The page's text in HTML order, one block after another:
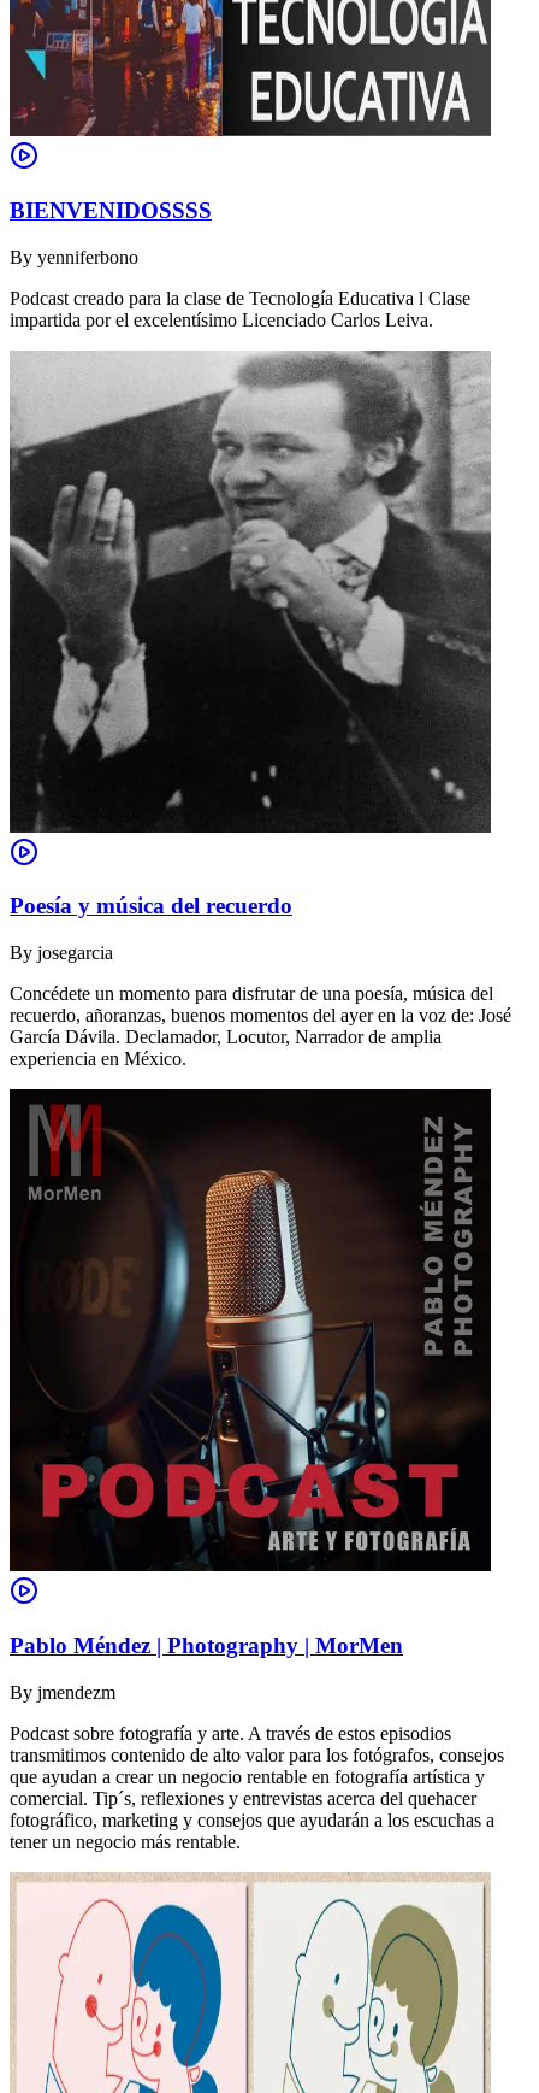
BIENVENIDOSSSS
By yenniferbono
Podcast creado para la clase de Tecnología Educativa l Clase
impartida por el excelentísimo Licenciado Carlos Leiva.
Poesía y música del recuerdo
By josegarcia
Concédete un momento para disfrutar de una poesía, música del
recuerdo, añoranzas, buenos momentos del ayer en la voz de: José
García Dávila. Declamador, Locutor, Narrador de amplia
experiencia en México.
Pablo Méndez | Photography | MorMen
By jmendezm
Podcast sobre fotografía y arte. A través de estos episodios
transmitimos contenido de alto valor para los fotógrafos, consejos
que ayudan a crear un negocio rentable en fotografía artística y
comercial. Tip´s, reflexiones y entrevistas acerca del quehacer
fotográfico, marketing y consejos que ayudarán a los escuchas a
tener un negocio más rentable.